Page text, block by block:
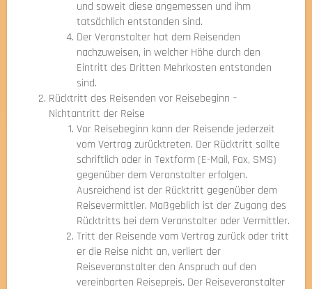
und soweit diese angemessen und ihm
tatsächlich entstanden sind.
Der Veranstalter hat dem Reisenden
nachzuweisen, in welcher Höhe durch den
Eintritt des Dritten Mehrkosten entstanden
sind.
Rücktritt des Reisenden vor Reisebeginn –
Nichtantritt der Reise
Vor Reisebeginn kann der Reisende jederzeit
vom Vertrag zurücktreten. Der Rücktritt sollte
schriftlich oder in Textform (E-Mail, Fax, SMS)
gegenüber dem Veranstalter erfolgen.
Ausreichend ist der Rücktritt gegenüber dem
Reisevermittler. Maßgeblich ist der Zugang des
Rücktritts bei dem Veranstalter oder Vermittler.
Tritt der Reisende vom Vertrag zurück oder tritt
er die Reise nicht an, verliert der
Reiseveranstalter den Anspruch auf den
vereinbarten Reisepreis. Der Reiseveranstalter